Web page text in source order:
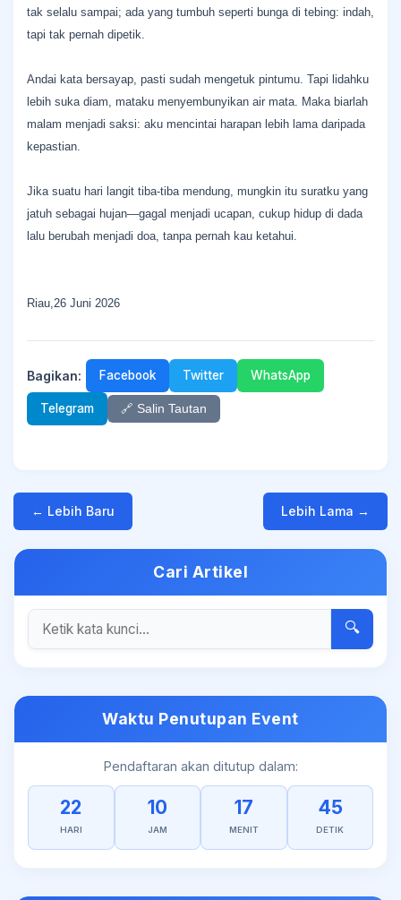
tak selalu sampai; ada yang tumbuh seperti bunga di tebing: indah,
tapi tak pernah dipetik.
Andai kata bersayap, pasti sudah mengetuk pintumu. Tapi lidahku
lebih suka diam, mataku menyembunyikan air mata. Maka biarlah
malam menjadi saksi: aku mencintai harapan lebih lama daripada
kepastian.
Jika suatu hari langit tiba-tiba mendung, mungkin itu suratku yang
jatuh sebagai hujan—gagal menjadi ucapan, cukup hidup di dada
lalu berubah menjadi doa, tanpa pernah kau ketahui.
Riau,26 Juni 2026
Bagikan: Facebook Twitter WhatsApp
Telegram 🔗 Salin Tautan
← Lebih Baru Lebih Lama →
Cari Artikel
🔍
Waktu Penutupan Event
Pendaftaran akan ditutup dalam:
22
HARI
10
JAM
17
MENIT
45
DETIK